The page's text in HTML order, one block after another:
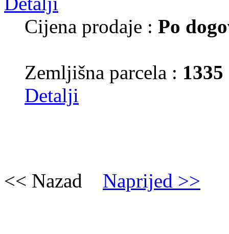
Cijena prodaje : Po
Zemljišna parcela : 1335
Detalji
<< Nazad Naprijed >>